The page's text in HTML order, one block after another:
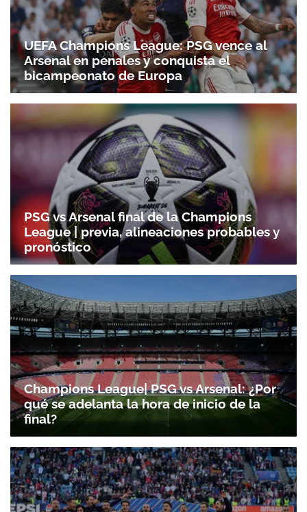
UEFA Champions League: PSG vence al
Arsenal en penales y conquista el
bicampeonato de Europa
PSG vs Arsenal final de la Champions
League | previa, alineaciones probables y
pronóstico
Champions League| PSG vs Arsenal: ¿Por
qué se adelanta la hora de inicio de la
final?